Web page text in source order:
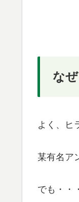
な
よく、ヒ
某有名ア
でも・・・